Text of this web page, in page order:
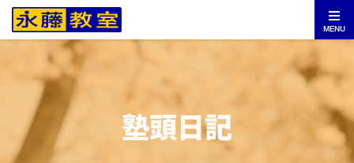
MENU
塾頭日記